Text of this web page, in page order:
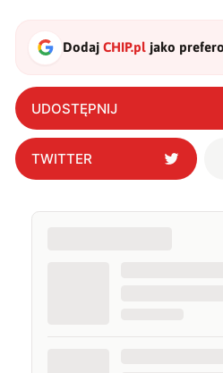
także uprawiać oraz
DodajCHIP.pl jako
UDOSTĘPNIJ
TWITTER